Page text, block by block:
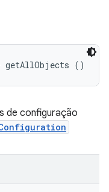
getAllObjects ()
de configuração